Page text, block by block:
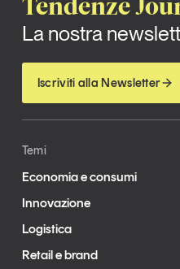
Tendenze
La nostra
Iscriviti alla Newsletter
Temi
Economia e consumi
Innovazione
Logistica
Retail e brand